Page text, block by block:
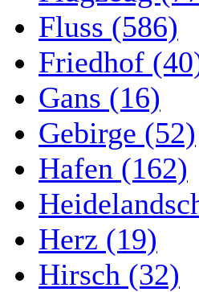
Fluss (586)
Friedhof
Gans (16)
Gebirge (52)
Hafen (162)
Herz (19)
Hirsch (32)